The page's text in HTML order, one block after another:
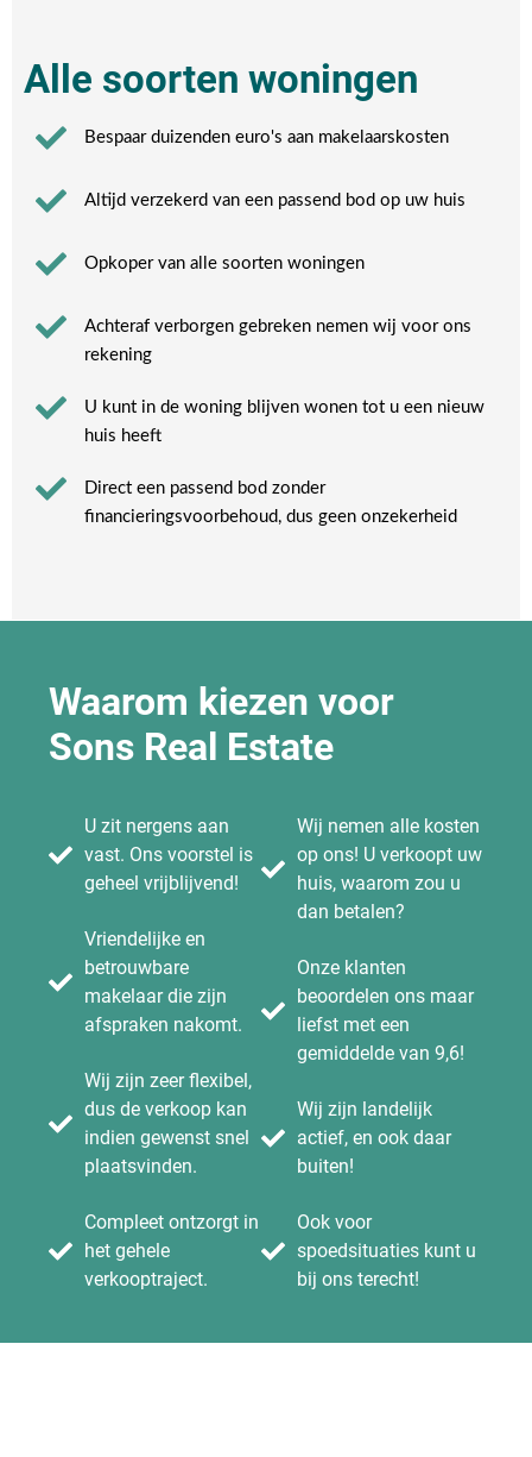
Alle soorten woningen
Bespaar duizenden euro's aan makelaarskosten
Altijd verzekerd van een passend bod op uw huis
Opkoper van alle soorten woningen
Achteraf verborgen gebreken nemen wij voor ons
rekening​
U kunt in de woning blijven wonen tot u een nieuw
huis heeft​
Direct een passend bod zonder
financieringsvoorbehoud, dus geen onzekerheid​
Waarom kiezen voor
Sons Real Estate
U zit nergens aan
vast. Ons voorstel is
geheel vrijblijvend!
Vriendelijke en
betrouwbare
makelaar die zijn
afspraken nakomt.
Wij zijn zeer flexibel,
dus de verkoop kan
indien gewenst snel
plaatsvinden.
Compleet ontzorgt in
het gehele
verkooptraject.
Wij nemen alle kosten
op ons! U verkoopt uw
huis, waarom zou u
dan betalen?
Onze klanten
beoordelen ons maar
liefst met een
gemiddelde van 9,6!
Wij zijn landelijk
actief, en ook daar
buiten!
Ook voor
spoedsituaties kunt u
bij ons terecht!